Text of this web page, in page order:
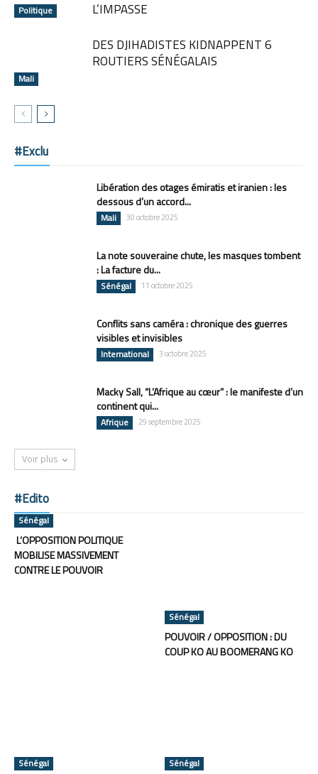
Politique
L’IMPASSE
Mali
DES DJIHADISTES KIDNAPPENT 6
ROUTIERS SÉNÉGALAIS
#Exclu
Libération des otages émiratis et iranien : les
dessous d’un accord...
Mali 30 octobre 2025
La note souveraine chute, les masques tombent
: La facture du...
Sénégal 11 octobre 2025
Conflits sans caméra : chronique des guerres
visibles et invisibles
International 3 octobre 2025
Macky Sall, “L’Afrique au cœur” : le manifeste d’un
continent qui...
Afrique 29 septembre 2025
Voir plus
#Edito
Sénégal
L’OPPOSITION POLITIQUE
MOBILISE MASSIVEMENT
CONTRE LE POUVOIR
Sénégal
POUVOIR / OPPOSITION : DU
COUP KO AU BOOMERANG KO
Sénégal Sénégal